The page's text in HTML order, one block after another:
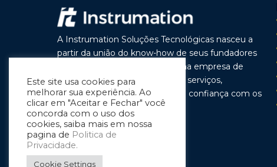
A Instrumation Soluções Tecnológicas nasceu a
partir da união do know-how de seus fundadores
com o objetivo de construir uma empresa de
vanguarda por seus produtos e serviços,
buscando a cada dia melhorar a confiança com os
nossos clientes e parceiros.
Este site usa cookies para
melhorar sua experiência. Ao
clicar em "Aceitar e Fechar" você
concorda com o uso dos
cookies, saiba mais em nossa
pagina de Politica de
Privacidade.
Cookie Settings